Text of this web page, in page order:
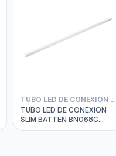
TUBO LED DE CONEXION SLIM BATTEN PHILIPS
TUBO LED DE CONEXION
SLIM BATTEN BN068C
L=900MM 10.6 3000K